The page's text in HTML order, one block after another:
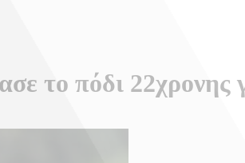
το πόδι 22χρονης